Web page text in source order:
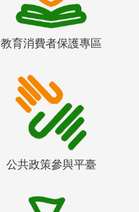
教育消費者保護專區
公共政策參與平臺